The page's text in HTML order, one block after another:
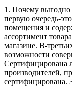
1. Почему выгодно
первую очередь-
помещения и
ассортимент
магазине. В-
возможности
Сертифицирована
производителей,
сертифицирована.